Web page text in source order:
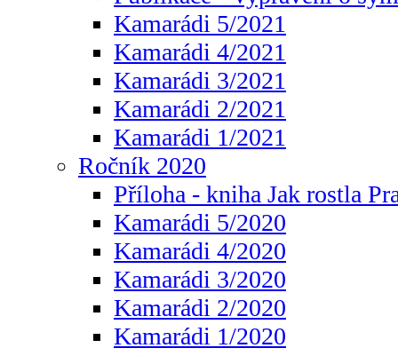
Kamarádi 5/2021
Kamarádi 4/2021
Kamarádi 3/2021
Kamarádi 2/2021
Kamarádi 1/2021
Ročník 2020
Příloha - kniha Jak rostla
Kamarádi 5/2020
Kamarádi 4/2020
Kamarádi 3/2020
Kamarádi 2/2020
Kamarádi 1/2020